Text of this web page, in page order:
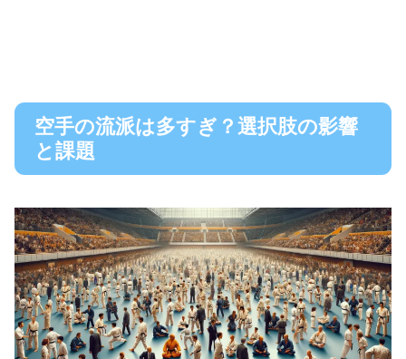
空手の流派は多すぎ？選択肢の影響
と課題